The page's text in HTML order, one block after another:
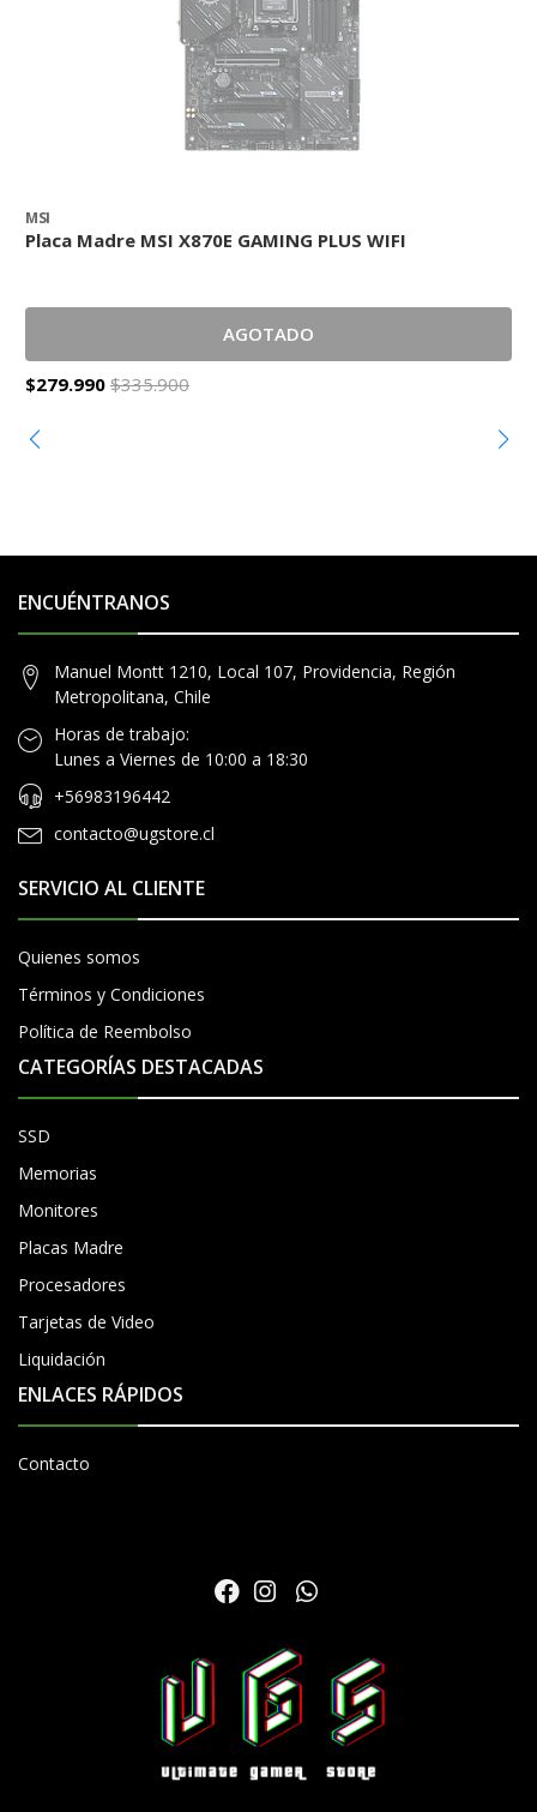
MSI
Placa Madre MSI X870E GAMING PLUS WIFI
AGOTADO
$279.990 $335.900
ENCUÉNTRANOS
Manuel Montt 1210, Local 107, Providencia, Región
Metropolitana, Chile
Horas de trabajo:
Lunes a Viernes de 10:00 a 18:30
+56983196442
contacto@ugstore.cl
SERVICIO AL CLIENTE
Quienes somos
Términos y Condiciones
Política de Reembolso
CATEGORÍAS DESTACADAS
SSD
Memorias
Monitores
Placas Madre
Procesadores
Tarjetas de Video
Liquidación
ENLACES RÁPIDOS
Contacto